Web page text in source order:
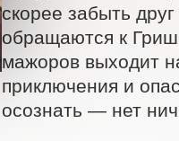
скорее забыть
обращаются к
мажоров выходит
приключения и
осознать — нет